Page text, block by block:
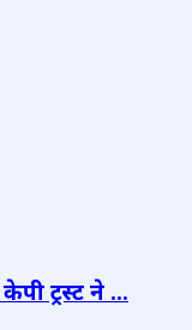
ट्रस्ट ने ...